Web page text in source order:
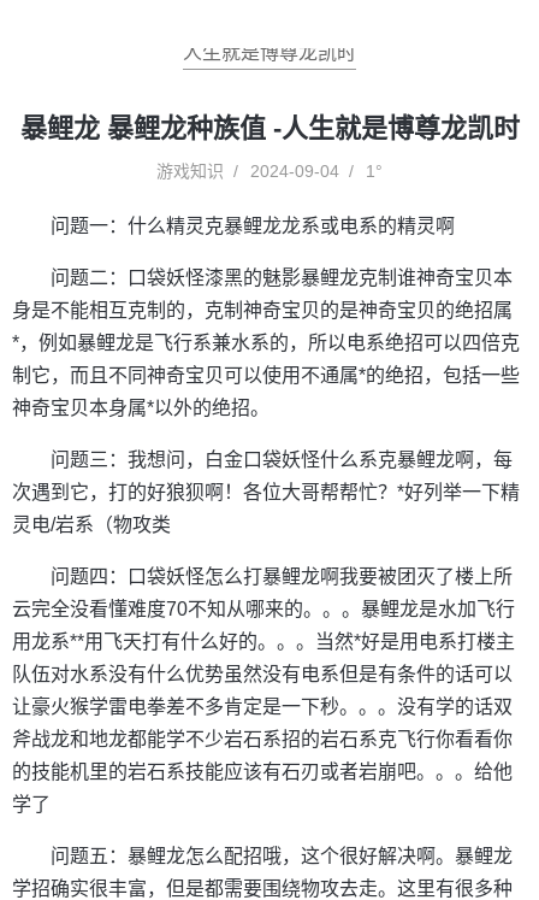
人生就是博尊龙凯时
暴鲤龙 暴鲤龙种族值 -人生就是博尊龙凯时
游戏知识 2024-09-04 1°
问题一：什么精灵克暴鲤龙龙系或电系的精灵啊
问题二：口袋妖怪漆黑的魅影暴鲤龙克制谁神奇宝贝本
身是不能相互克制的，克制神奇宝贝的是神奇宝贝的绝招属
*，例如暴鲤龙是飞行系兼水系的，所以电系绝招可以四倍克
制它，而且不同神奇宝贝可以使用不通属*的绝招，包括一些
神奇宝贝本身属*以外的绝招。
问题三：我想问，白金口袋妖怪什么系克暴鲤龙啊，每
次遇到它，打的好狼狈啊！各位大哥帮帮忙？*好列举一下精
灵电/岩系（物攻类
问题四：口袋妖怪怎么打暴鲤龙啊我要被团灭了楼上所
云完全没看懂难度70不知从哪来的。。。暴鲤龙是水加飞行
用龙系**用飞天打有什么好的。。。当然*好是用电系打楼主
队伍对水系没有什么优势虽然没有电系但是有条件的话可以
让豪火猴学雷电拳差不多肯定是一下秒。。。没有学的话双
斧战龙和地龙都能学不少岩石系招的岩石系克飞行你看看你
的技能机里的岩石系技能应该有石刃或者岩崩吧。。。给他
学了
问题五：暴鲤龙怎么配招哦，这个很好解决啊。暴鲤龙
学招确实很丰富，但是都需要围绕物攻去走。这里有很多种